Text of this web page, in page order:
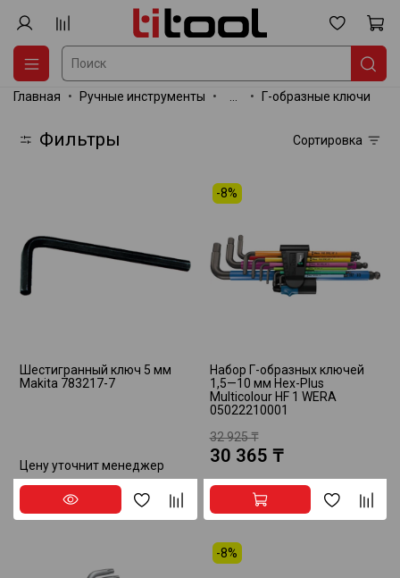
Главная Ручные инструменты Г-образные ключи
Фильтры Сортировка
Шестигранный ключ 5 мм
Makita 783217-7
Цену уточнит менеджер
-8%
Набор Г-образных ключей
1,5—10 мм Hex-Plus
Multicolour HF 1 WERA
05022210001
32 925 ₸
30 365 ₸
-8%